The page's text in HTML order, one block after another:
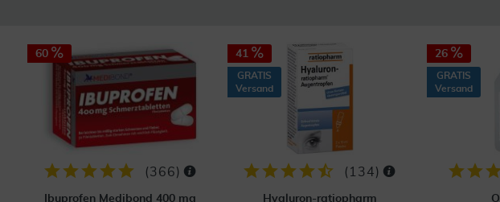
60
(366)
Ibuprofen Medibond 400 mg
41
GRATIS
Versand
( 134)
Hyaluron-ratiopharm
26
GRATIS
Versand